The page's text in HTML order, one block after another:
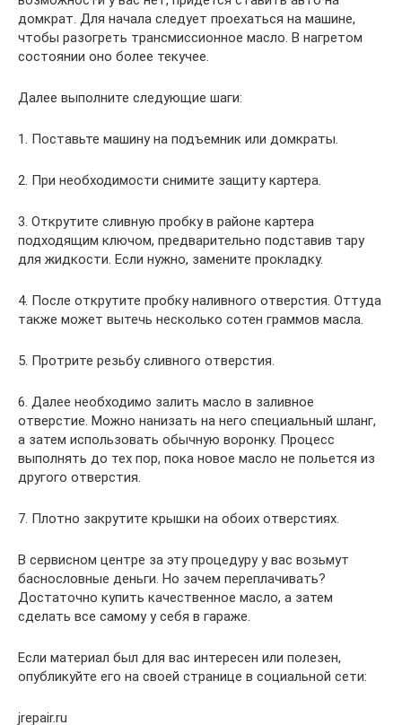
домкрат. Для начала следует проехаться на машине,
чтобы разогреть трансмиссионное масло. В нагретом
состоянии оно более текучее.
Далее выполните следующие шаги:
1. Поставьте машину на подъемник или домкраты.
2. При необходимости снимите защиту картера.
3. Открутите сливную пробку в районе картера
подходящим ключом, предварительно подставив тару
для жидкости. Если нужно, замените прокладку.
4. После открутите пробку наливного отверстия. Оттуда
также может вытечь несколько сотен граммов масла.
5. Протрите резьбу сливного отверстия.
6. Далее необходимо залить масло в заливное
отверстие. Можно нанизать на него специальный шланг,
а затем использовать обычную воронку. Процесс
выполнять до тех пор, пока новое масло не польется из
другого отверстия.
7. Плотно закрутите крышки на обоих отверстиях.
В сервисном центре за эту процедуру у вас возьмут
баснословные деньги. Но зачем переплачивать?
Достаточно купить качественное масло, а затем
сделать все самому у себя в гараже.
Если материал был для вас интересен или полезен,
опубликуйте его на своей странице в социальной сети:
jrepair.ru